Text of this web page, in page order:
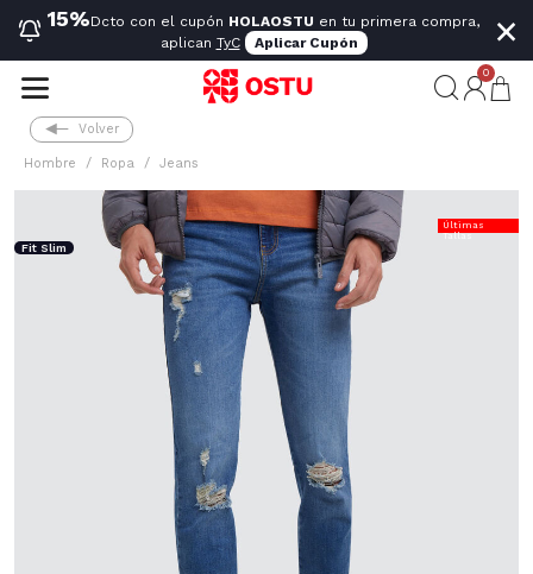
15%Dcto con el cupón HOLAOSTU en tu primera compra,
aplican TyC Aplicar Cupón ×
0
Volver
Hombre Ropa Jeans
Últimas
Tallas
Fit Slim